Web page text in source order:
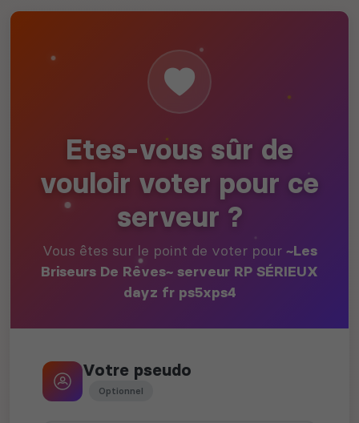
Etes-vous sûr de
vouloir voter pour ce
serveur ?
Vous êtes sur le point de voter pour ~Les
Briseurs De Rêves~ serveur RP SÉRIEUX
dayz fr ps5xps4
Votre pseudo
Optionnel